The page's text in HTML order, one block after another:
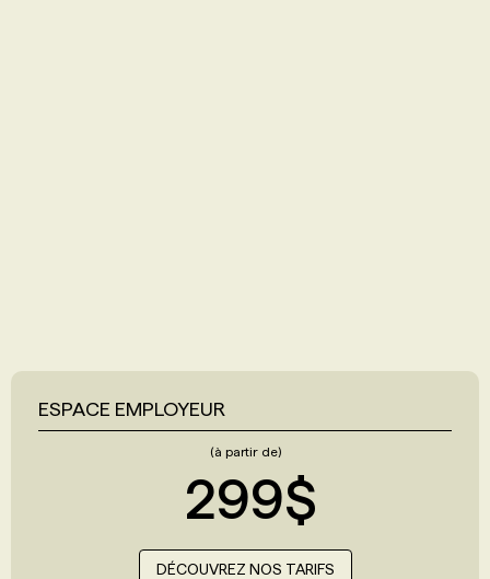
ESPACE EMPLOYEUR
(à partir de)
299$
DÉCOUVREZ NOS TARIFS